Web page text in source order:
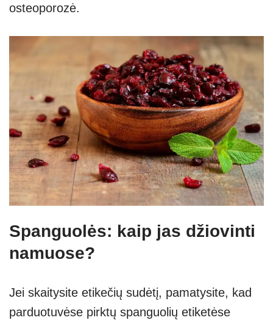
osteoporozė.
Spanguolės: kaip jas džiovinti
namuose?
Jei skaitysite etikečių sudėtį, pamatysite, kad
parduotuvėse pirktų spanguolių etiketėse